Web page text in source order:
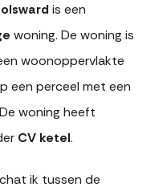
is een
woning. De woning is
woonoppervlakte
een perceel met een
woning heeft
CV ketel.
ik tussen de